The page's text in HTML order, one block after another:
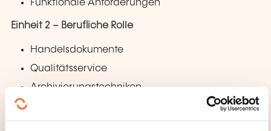
Funktionale Anforderungen
Einheit 2 – Berufliche Rolle
Handelsdokumente
Qualitätsservice
Archivierungstechniken